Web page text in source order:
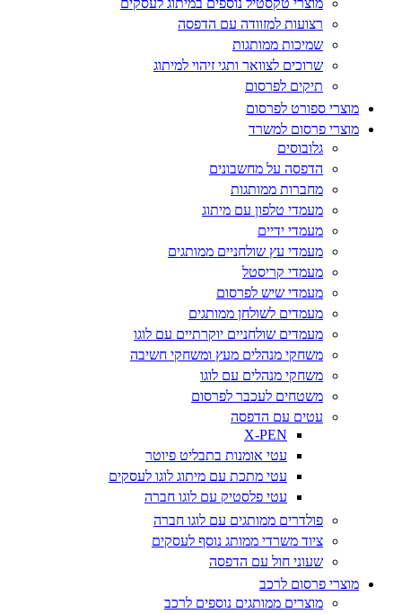
רצועות למזוודה עם הדפסה
שמיכות ממותגות
שרוכים לצוואר ותגי זיהוי למיתוג
תיקים לפרסום
מוצרי ספורט לפרסום
מוצרי פרסום למשרד
גלובוסים
הדפסה על מחשבונים
מחברות ממותגות
מעמדי טלפון עם מיתוג
מעמדי ידיים
מעמדי עץ שולחניים ממותגים
מעמדי קריסטל
מעמדי שיש לפרסום
מעמדים לשולחן ממותגים
מעמדים שולחניים יוקרתיים עם לוגו
משחקי מנהלים מעץ ומשחקי חשיבה
משחקי מנהלים עם לוגו
משטחים לעכבר לפרסום
עטים עם הדפסה
X-PEN
עטי אומנות בתבליט פיוטר
עטי מתכת עם מיתוג לוגו לעסקים
עטי פלסטיק עם לוגו חברה
פולדרים ממותגים עם לוגו חברה
ציוד משרדי ממותג נוסף לעסקים
שעוני חול עם הדפסה
מוצרי פרסום לרכב
מוצרים ממותגים נוספים לרכב